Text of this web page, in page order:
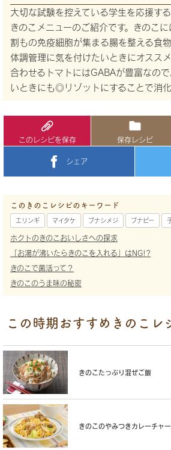
大切な試験を控えている学生を応援す
きのこメニューのご紹介です。きのこ
割もの免疫細胞が集まる腸を整える食
体調管理に気を付けたいときにオスス
合わせるトマトにはGABAが豊富なの
いときにも◎リゾットにすることで消化
このレシピを保存 保存レシピ
シェア
このきのこレシピのキーワード
エリンギ マイタケ ブナシメジ ブナピー
ホクトのきのこおいしさへの探求
「お湯が沸いたらきのこを入れる」はNG!?
きのこで菌活って？
きのこのうま味の秘密
この時期おすすめきのこレ
きのこたっぷり混ぜご飯
きのこのやみつきカレーチャ